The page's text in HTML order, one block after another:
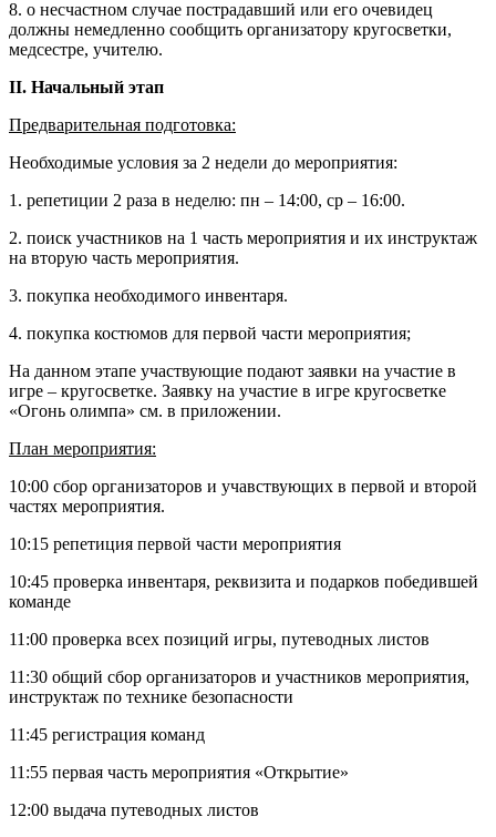
8. о несчастном случае пострадавший или его очевидец
должны немедленно сообщить организатору кругосветки,
медсестре, учителю.
II. Начальный этап
Предварительная подготовка:
Необходимые условия за 2 недели до мероприятия:
1. репетиции 2 раза в неделю: пн – 14:00, ср – 16:00.
2. поиск участников на 1 часть мероприятия и их инструктаж
на вторую часть мероприятия.
3. покупка необходимого инвентаря.
4. покупка костюмов для первой части мероприятия;
На данном этапе участвующие подают заявки на участие в
игре – кругосветке. Заявку на участие в игре кругосветке
«Огонь олимпа» см. в приложении.
План мероприятия:
10:00 сбор организаторов и учавствующих в первой и второй
частях мероприятия.
10:15 репетиция первой части мероприятия
10:45 проверка инвентаря, реквизита и подарков победившей
команде
11:00 проверка всех позиций игры, путеводных листов
11:30 общий сбор организаторов и участников мероприятия,
инструктаж по технике безопасности
11:45 регистрация команд
11:55 первая часть мероприятия «Открытие»
12:00 выдача путеводных листов